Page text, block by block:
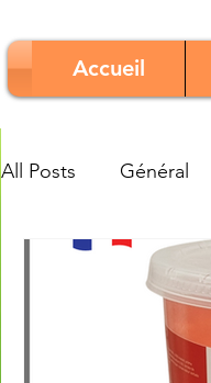
Accueil
All Posts Général